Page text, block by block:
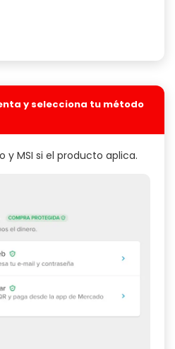
y selecciona tu método
y MSI si el producto aplica.